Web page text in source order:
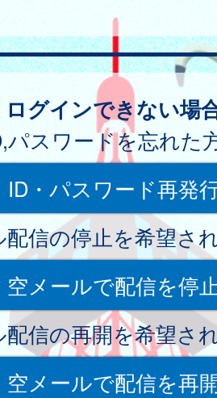
ログインできない場
パスワードを忘れた
ID・パスワード再発
配信の停止を希望さ
空メールで配信を停
配信の再開を希望さ
空メールで配信を再